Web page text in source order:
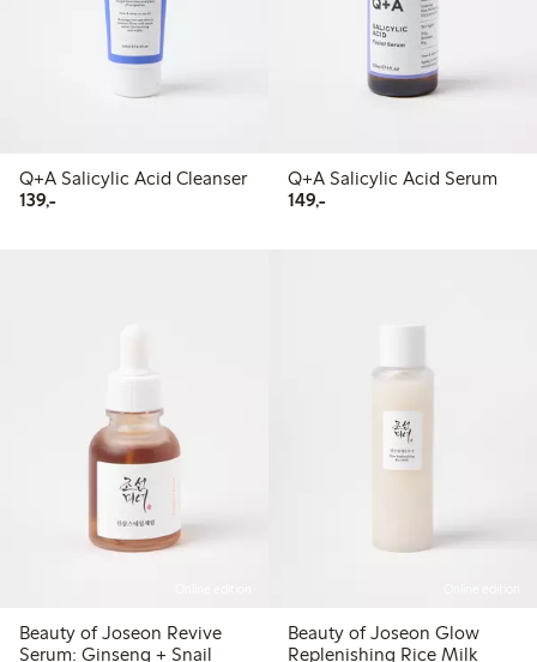
Q+A Salicylic Acid Cleanser
139,-139,00 kr
Q+A Salicylic Acid Serum
149,-149,00 kr
Beauty of Joseon Revive
Serum: Ginseng + Snail
Beauty of Joseon Glow
Replenishing Rice Milk